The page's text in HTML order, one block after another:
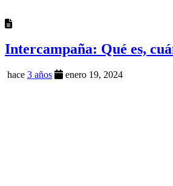
Intercampaña: Qué es,
hace 3 años enero 19, 2024